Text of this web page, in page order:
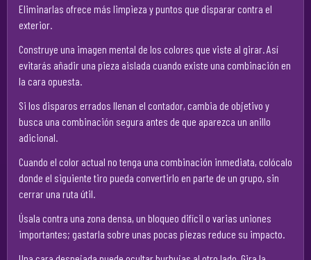
Eliminarlas ofrece más limpieza y puntos que disparar contra el
exterior.
Construye una imagen mental de los colores que viste al girar. Así
evitarás añadir una pieza aislada cuando existe una combinación en
la cara opuesta.
Si los disparos errados llenan el contador, cambia de objetivo y
busca una combinación segura antes de que aparezca un anillo
adicional.
Cuando el color actual no tenga una combinación inmediata, colócalo
donde el siguiente tiro pueda convertirlo en parte de un grupo, sin
cerrar una ruta útil.
Úsala contra una zona densa, un bloqueo difícil o varias uniones
importantes; gastarla sobre unas pocas piezas reduce su impacto.